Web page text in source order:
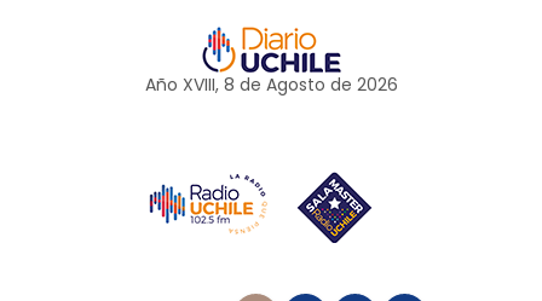
Año XVIII, 8 de Agosto de 2026